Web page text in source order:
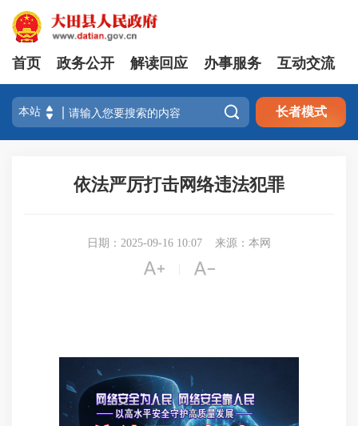
首页 政务公开 解读回应 办事服务 互动交流
 长者模式
依法严厉打击网络违法犯罪
日期：2025-09-16 10:07 来源：本网
 